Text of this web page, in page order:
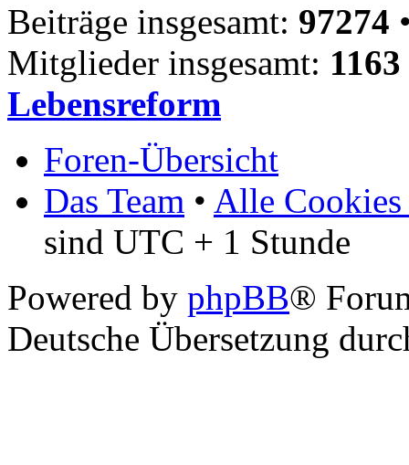
Beiträge insgesamt: 97274
Mitglieder insgesamt: 1163
Lebensreform
Foren-Übersicht
Das Team • Alle Cookies
sind UTC + 1 Stunde
Powered by phpBB®
Deutsche Übersetzung